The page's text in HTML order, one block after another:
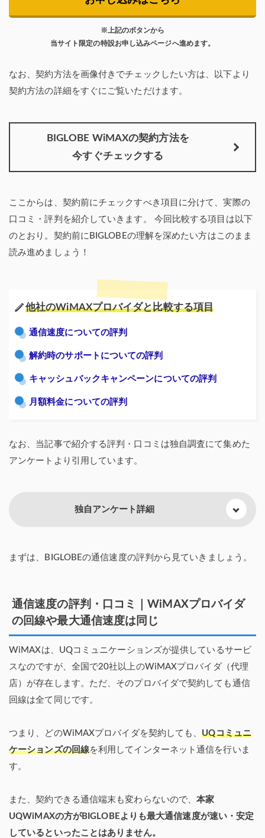
※上記のボタンから
当サイト限定の特設お申し込みページへ進めます。
なお、契約方法を画像付きでチェックしたい方は、以下より
契約方法の詳細をすぐにご覧いただけます。
BIGLOBE WiMAXの契約方法を
今すぐチェックする
ここからは、契約前にチェックすべき項目に分けて、実際の
口コミ・評判を紹介していきます。 今回比較する項目は以下
のとおり。契約前にBIGLOBEの理解を深めたい方はこのまま
読み進めましょう！
他社のWiMAXプロバイダと比較する項目
通信速度についての評判
解約時のサポートについての評判
キャッシュバックキャンペーンについての評判
月額料金についての評判
なお、当記事で紹介する評判・口コミは独自調査にて集めた
アンケートより引用しています。
独自アンケート詳細
まずは、BIGLOBEの通信速度の評判から見ていきましょう。
通信速度の評判・口コミ｜WiMAXプロバイダ
の回線や最大通信速度は同じ
WiMAXは、UQコミュニケーションズが提供しているサービ
スなのですが、全国で20社以上のWiMAXプロバイダ（代理
店）が存在します。ただ、そのプロバイダで契約しても通信
回線は全て同じです。
つまり、どのWiMAXプロバイダを契約しても、UQコミュニ
ケーションズの回線を利用してインターネット通信を行いま
す。
また、契約できる通信端末も変わらないので、本家
UQWiMAXの方がBIGLOBEよりも最大通信速度が速い・安定
しているといったことはありません。